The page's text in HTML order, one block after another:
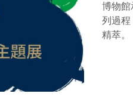
博物館
列過程
精萃。